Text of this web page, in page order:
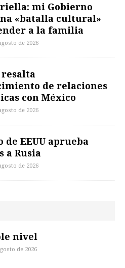
mi Gobierno
«batalla cultural»
a la familia
de 2026
de relaciones
con México
de 2026
de EEUU aprueba
a Rusia
de 2026
nivel
de 2026